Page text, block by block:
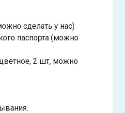
сделать у нас)
паспорта (можно
2 шт, можно